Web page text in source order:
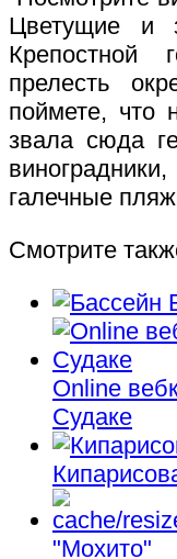
Цветущие и
прелесть
поймете, что
звала сюда
галечные
Смотрите
Online
Судаке
"Мохито"